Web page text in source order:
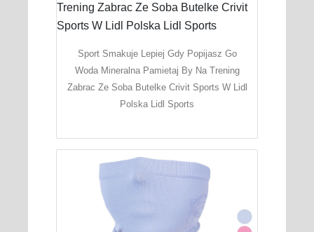
Sport Smakuje Lepiej Gdy Popijasz Go
Woda Mineralna Pamietaj By Na Trening
Zabrac Ze Soba Butelke Crivit Sports W Lidl
Polska Lidl Sports